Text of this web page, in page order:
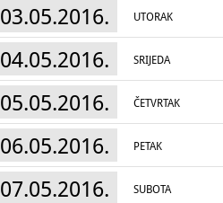
03.05.2016. UTORAK
04.05.2016. SRIJEDA
05.05.2016. ČETVRTAK
06.05.2016. PETAK
07.05.2016. SUBOTA